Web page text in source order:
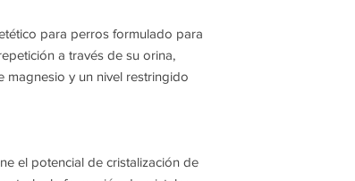
para perros formulado para
a través de su orina,
magnesio y un nivel restringido
el potencial de cristalización de